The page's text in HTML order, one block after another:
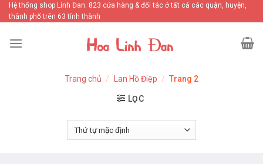
Skip
to
Hệ thống shop Linh Đan: 823 cửa hàng & đối tác ở tất cả các quận, huyện,
thành phố trên 63 tỉnh thành
Trang chủ / Lan Hồ Điệp / Trang 2
LỌC